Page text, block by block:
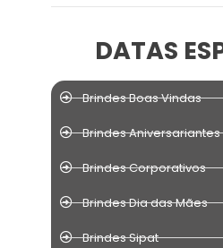
DATAS
Brindes Boas Vindas
Brindes Aniversariantes
Brindes Corporativos
Brindes Dia das Mães
Brindes Sipat